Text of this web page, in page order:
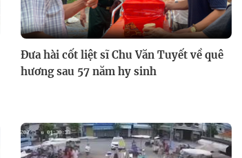
Đưa hài cốt liệt sĩ Chu Văn Tuyết về quê
hương sau 57 năm hy sinh